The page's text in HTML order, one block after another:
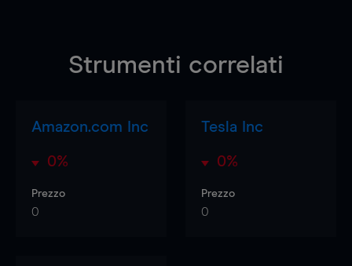
Strumenti correlati
Amazon.com Inc
0%
Prezzo
0
Tesla Inc
0%
Prezzo
0